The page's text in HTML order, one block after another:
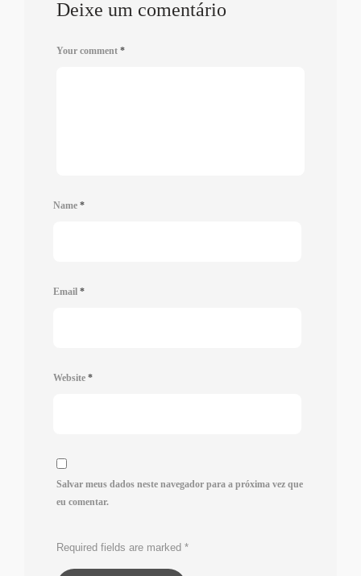
Deixe um comentário
Your comment *
Name *
Email *
Website *
Salvar meus dados neste navegador para a próxima vez que
eu comentar.
Required fields are marked *